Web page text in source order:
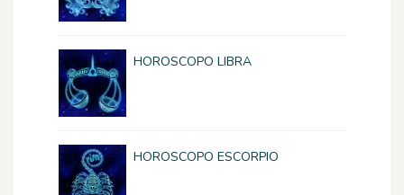
HOROSCOPO LIBRA
HOROSCOPO ESCORPIO